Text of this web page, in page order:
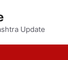
Update